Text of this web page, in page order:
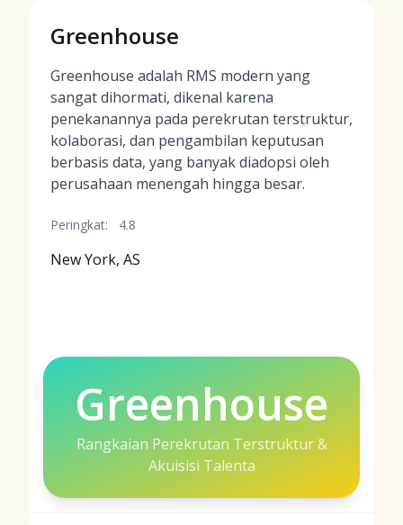
Greenhouse
Greenhouse adalah RMS modern yang
sangat dihormati, dikenal karena
penekanannya pada perekrutan terstruktur,
kolaborasi, dan pengambilan keputusan
berbasis data, yang banyak diadopsi oleh
perusahaan menengah hingga besar.
Peringkat: 4.8
New York, AS
Greenhouse
Rangkaian Perekrutan Terstruktur &
Akuisisi Talenta